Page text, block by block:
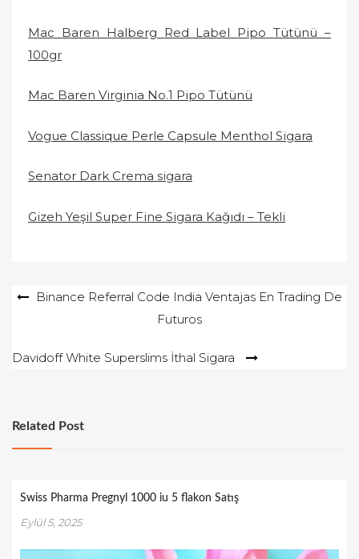
Mac Baren Halberg Red Label Pipo Tütünü –
100gr
Mac Baren Virginia No.1 Pipo Tütünü
Vogue Classique Perle Capsule Menthol Sigara
Senator Dark Crema sigara
Gizeh Yeşil Super Fine Sigara Kağıdı – Tekli
YazıBinance Referral Code India Ventajas En Trading De
Futuros
Davidoff White Superslims İthal Sigara
Related Post
Swiss Pharma Pregnyl 1000 iu 5 flakon Satış
Eylül 5, 2025